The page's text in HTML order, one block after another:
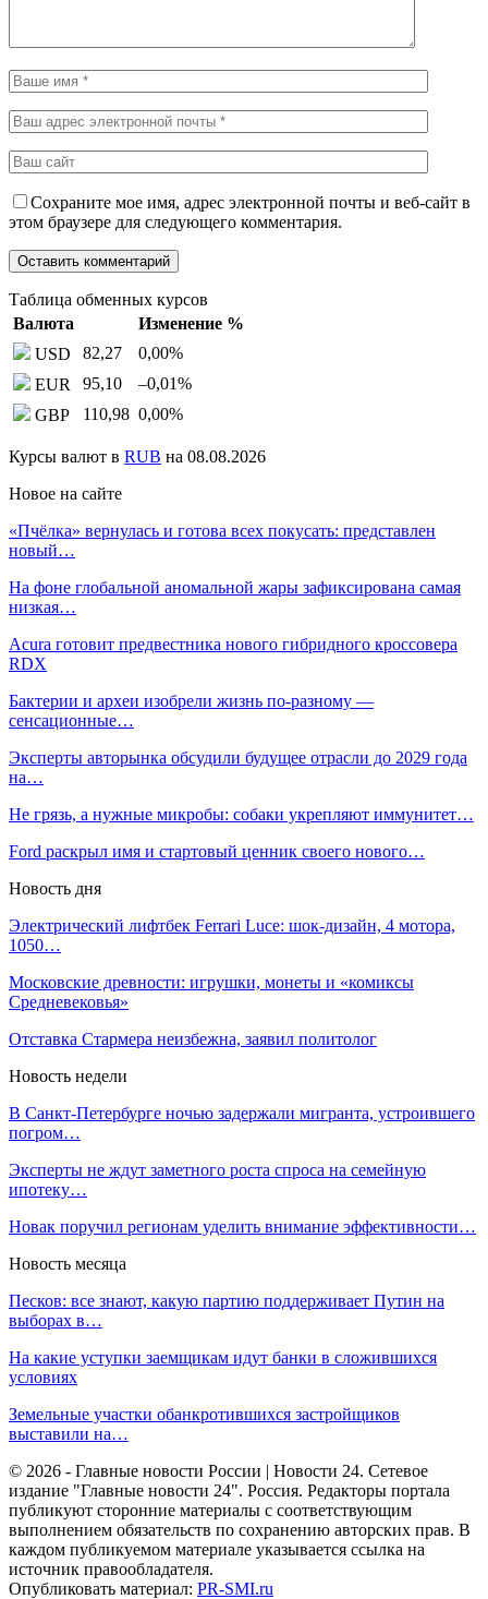
Сохраните мое имя, адрес электронной почты и веб-сайт в
этом браузере для следующего комментария.
Таблица обменных курсов
Валюта
Изменение %
USD
82,27 0,00%
EUR
95,10 –0,01%
GBP
110,98 0,00%
Курсы валют в RUB на 08.08.2026
Новое на сайте
«Пчёлка» вернулась и готова всех покусать: представлен
новый…
На фоне глобальной аномальной жары зафиксирована самая
низкая…
Acura готовит предвестника нового гибридного кроссовера
RDX
Бактерии и археи изобрели жизнь по-разному —
сенсационные…
Эксперты авторынка обсудили будущее отрасли до 2029 года
на…
Не грязь, а нужные микробы: собаки укрепляют иммунитет…
Ford раскрыл имя и стартовый ценник своего нового…
Новость дня
Электрический лифтбек Ferrari Luce: шок-дизайн, 4 мотора,
1050…
Московские древности: игрушки, монеты и «комиксы
Средневековья»
Отставка Стармера неизбежна, заявил политолог
Новость недели
В Санкт-Петербурге ночью задержали мигранта, устроившего
погром…
Эксперты не ждут заметного роста спроса на семейную
ипотеку…
Новак поручил регионам уделить внимание эффективности…
Новость месяца
Песков: все знают, какую партию поддерживает Путин на
выборах в…
На какие уступки заемщикам идут банки в сложившихся
условиях
Земельные участки обанкротившихся застройщиков
выставили на…
© 2026 - Главные новости России | Новости 24. Сетевое
издание "Главные новости 24". Россия. Редакторы портала
публикуют сторонние материалы с соответствующим
выполнением обязательств по сохранению авторских прав. В
каждом публикуемом материале указывается ссылка на
источник правообладателя.
Опубликовать материал: PR-SMI.ru